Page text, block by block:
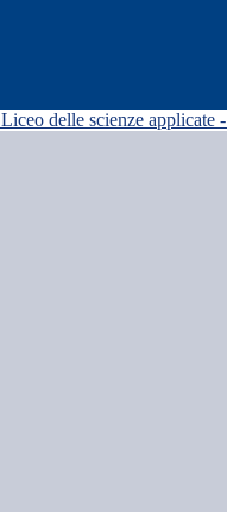
Liceo delle scienze applicate